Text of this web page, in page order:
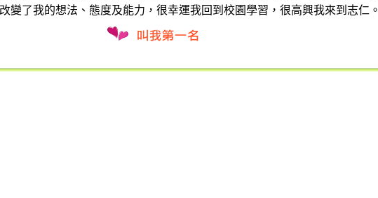
變了我的想法、態度及能力，很幸運我回到校園學習，很高興我來到志仁。